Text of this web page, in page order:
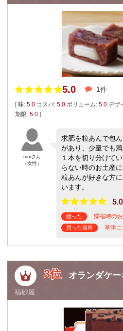
5.0 1件
[ 味: 5.0 コスパ: 5.0 ボリューム: 5.0 デザ
期限: 5.0 ]
moiさん
（女性）
求肥を粒あんで包
があり、少量でも
１本を切り分けて
らない時のお土産
粒あんが好きな方
います。
5.0
贈った 帰省時の
買った場所 草津ニ
3位 オランダケー
福砂屋